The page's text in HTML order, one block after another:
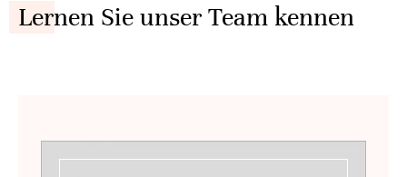
Lernen Sie unser Team kennen